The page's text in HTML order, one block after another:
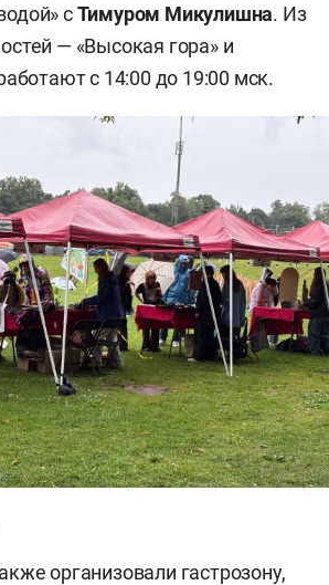
сТимуром Микулишна. Из
— «Высокая гора» и
с 14:00 до 19:00 мск.
организовали гастрозону,